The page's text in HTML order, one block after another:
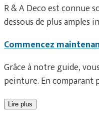
R & A Deco est connue
dessous de plus
Commencez
Grâce à notre guide,
peinture. En comparant
Lire plus